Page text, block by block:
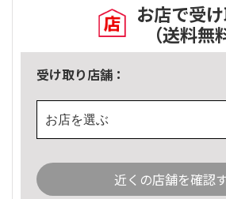
お店で受
（送料無
受け取り店舗：
お店を選ぶ
近くの店舗を確認